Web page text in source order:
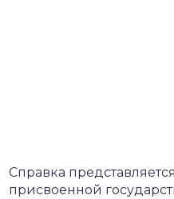
Справка
присвоенной